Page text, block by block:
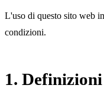
L'uso di questo sito web
condizioni.
1. Definizioni